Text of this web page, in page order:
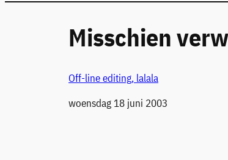
Misschien
Off-line editing, lalala
Datum
woensdag 18 juni 2003